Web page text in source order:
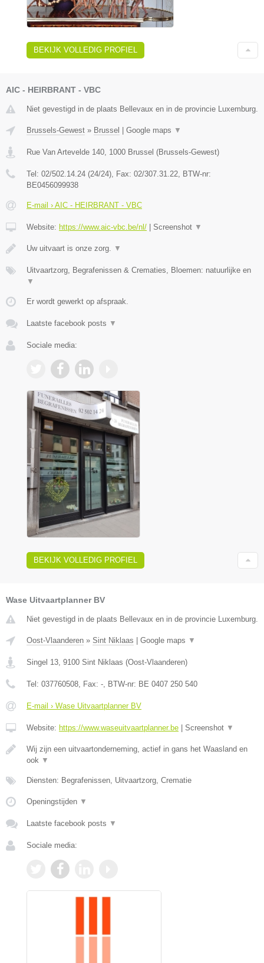
BEKIJK VOLLEDIG PROFIEL
AIC - HEIRBRANT - VBC
Niet gevestigd in de plaats Bellevaux en in de provincie Luxemburg.
Brussels-Gewest » Brussel Google maps ▼
Rue Van Artevelde 140, 1000 Brussel (Brussels-Gewest)
Tel: 02/502.14.24 (24/24), Fax: 02/307.31.22, BTW-nr:
BE0456099938
E-mail › AIC - HEIRBRANT - VBC
Website: https://www.aic-vbc.be/nl/ Screenshot ▼
Uw uitvaart is onze zorg. ▼
Uitvaartzorg, Begrafenissen & Crematies, Bloemen: natuurlijke en
▼
Er wordt gewerkt op afspraak.
Laatste facebook posts ▼
Sociale media:
BEKIJK VOLLEDIG PROFIEL
Wase Uitvaartplanner BV
Niet gevestigd in de plaats Bellevaux en in de provincie Luxemburg.
Oost-Vlaanderen » Sint Niklaas Google maps ▼
Singel 13 9100 Sint Niklaas (Oost-Vlaanderen)
Tel: 037760508 , Fax: - , BTW-nr: BE 0407 250 540
E-mail › Wase Uitvaartplanner BV
Website: https://www.waseuitvaartplanner.be Screenshot ▼
Wij zijn een uitvaartonderneming, actief in gans het Waasland en
ook ▼
Diensten: Begrafenissen, Uitvaartzorg, Crematie
Openingstijden ▼
Laatste facebook posts ▼
Sociale media: